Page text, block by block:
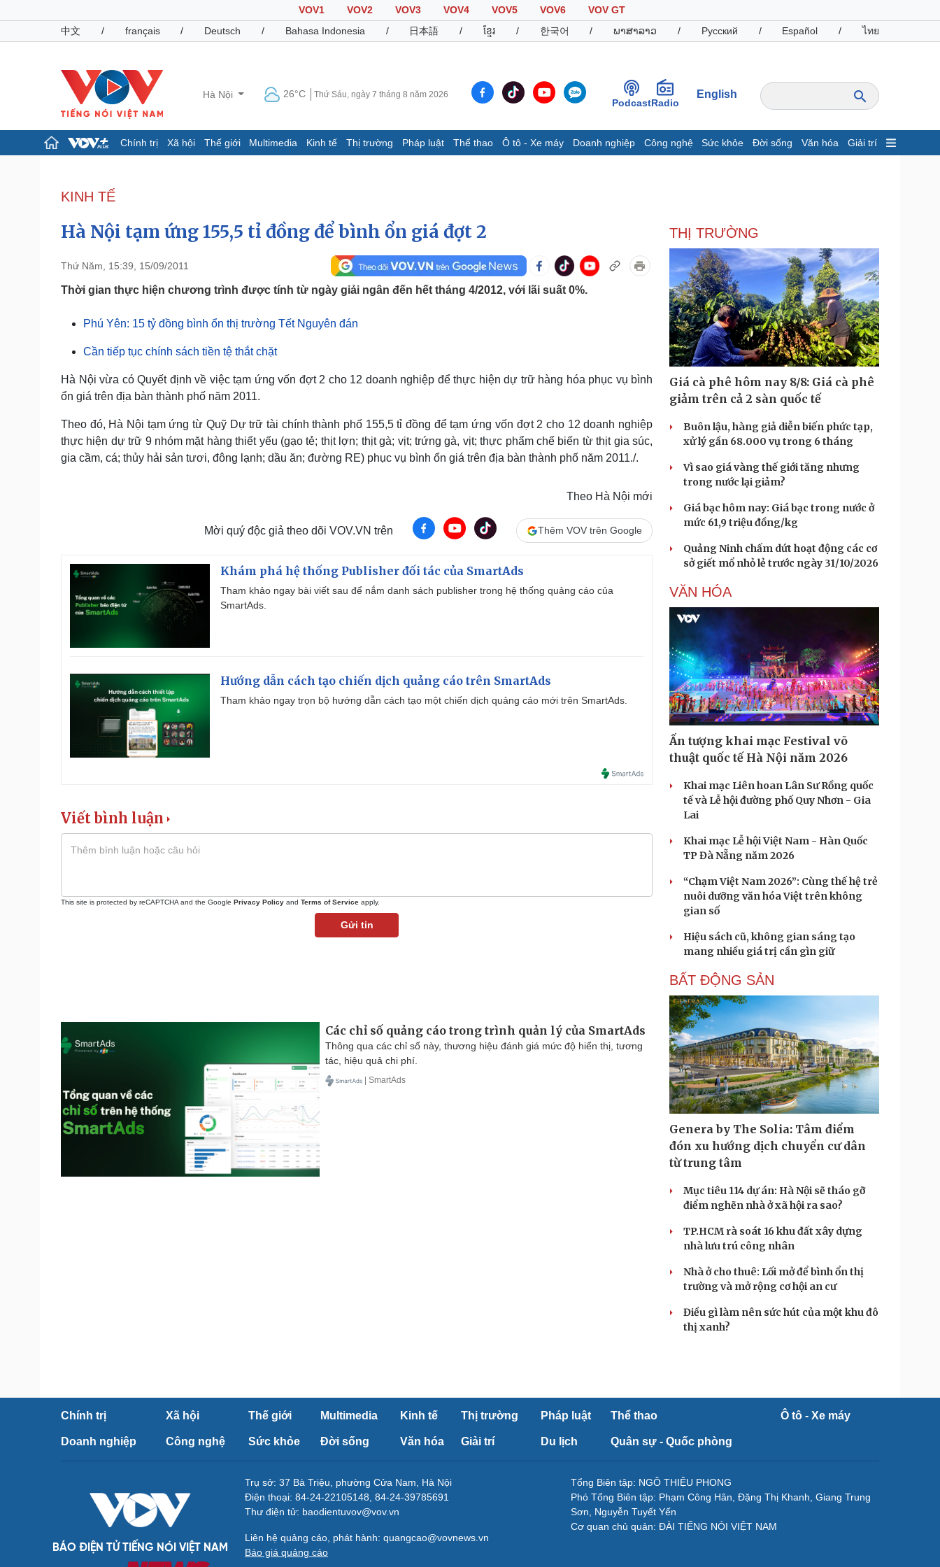
VOV1 VOV2 VOV3 VOV4 VOV5 VOV6
VOV GT
中文
/ français / Deutsch / Bahasa Indonesia / 日本語 / ខ្មែរ / 한국어 / ພາສາລາວ / Русский / Español / ไทย
Hà Nội 26°C Thứ Sáu, ngày 7 tháng 8 năm 2026
PodcastRadio
English
Chính trị Xã hội Thế giới Multimedia Kinh tế Thị trường Pháp luật Thể thao Ô tô - Xe máy Doanh nghiệp Công nghệ Sức khỏe Đời sống Văn hóa Giải trí
Đảng
Tổ chức nhân sự
Nhận diện sự thật
Dấu ấn VOV
Infographic
Giá cà phê
Pháp luật
Tin nóng
Quân sự - Quốc phòng
Việt Nam
Thể thao
Lịch thi đấu bóng đá
Ô tô - Xe máy
Doanh nghiệp
Thông tin doanh nghiệp
Doanh nghiệp 24h
Doanh nhân
Vì cộng đồng
Công nghệ
Sành điệu
Tin Công nghệ
Trải nghiệm
Chuyển đổi số
Sức khỏe
Cây thuốc
Sản phụ khoa
Nhi khoa
Nam khoa
Đời sống
Blog
Tình yêu - Gia đình
Văn học
Âm nhạc
Di sản
Thời trang
Sao Việt
Săn Tour
check-in
Podcast
Câu chuyện thời sự
Đọc truyện đêm khuya
Cửa sổ tình yêu
Hạt giống tâm hồn
KINH TẾ
Hà Nội tạm ứng 155,5 tỉ đồng để bình ổn giá đợt 2
Thứ Năm, 15:39, 15/09/2011
Thời gian thực hiện chương trình được tính từ ngày giải ngân đến hết tháng 4/2012, với lãi suất 0%.
Phú Yên: 15 tỷ đồng bình ổn thị trường Tết Nguyên đán
Cần tiếp tục chính sách tiền tệ thắt chặt
Hà Nội vừa có Quyết định về việc tạm ứng vốn đợt 2 cho 12 doanh nghiệp để thực hiện dự trữ hàng hóa phục vụ bình
ổn giá trên địa bàn thành phố năm 2011.
Theo đó, Hà Nội tạm ứng từ Quỹ Dự trữ tài chính thành phố 155,5 tỉ đồng để tạm ứng vốn đợt 2 cho 12 doanh nghiệp
thực hiện dự trữ 9 nhóm mặt hàng thiết yếu (gạo tẻ; thịt lợn; thịt gà; vịt; trứng gà, vịt; thực phẩm chế biến từ thịt gia súc,
gia cầm, cá; thủy hải sản tươi, đông lạnh; dầu ăn; đường RE) phục vụ bình ổn giá trên địa bàn thành phố năm 2011./.
Theo Hà Nội mới
Mời quý độc giả theo dõi VOV.VN trên Thêm VOV trên Google
Khám phá hệ thống Publisher đối tác của SmartAds
Tham khảo ngay bài viết sau để nắm danh sách publisher trong hệ thống quảng cáo của
SmartAds.
Hướng dẫn cách tạo chiến dịch quảng cáo trên SmartAds
Tham khảo ngay trọn bộ hướng dẫn cách tạo một chiến dịch quảng cáo mới trên SmartAds.
Viết bình luận
This site is protected by reCAPTCHA and the Google Privacy Policy and Terms of Service apply.
Gửi tin
Các chỉ số quảng cáo trong trình quản lý của SmartAds
Thông qua các chỉ số này, thương hiệu đánh giá mức độ hiển thị, tương
tác, hiệu quả chi phí.
| SmartAds
THỊ TRƯỜNG
Giá cà phê hôm nay 8/8: Giá cà phê
giảm trên cả 2 sàn quốc tế
Buôn lậu, hàng giả diễn biến phức tạp,
xử lý gần 68.000 vụ trong 6 tháng
Vì sao giá vàng thế giới tăng nhưng
trong nước lại giảm?
Giá bạc hôm nay: Giá bạc trong nước ở
mức 61,9 triệu đồng/kg
Quảng Ninh chấm dứt hoạt động các cơ
sở giết mổ nhỏ lẻ trước ngày 31/10/2026
VĂN HÓA
Ấn tượng khai mạc Festival võ
thuật quốc tế Hà Nội năm 2026
Khai mạc Liên hoan Lân Sư Rồng quốc
tế và Lễ hội đường phố Quy Nhơn - Gia
Lai
Khai mạc Lễ hội Việt Nam - Hàn Quốc
TP Đà Nẵng năm 2026
“Chạm Việt Nam 2026”: Cùng thế hệ trẻ
nuôi dưỡng văn hóa Việt trên không
gian số
Hiệu sách cũ, không gian sáng tạo
mang nhiều giá trị cần gìn giữ
BẤT ĐỘNG SẢN
Genera by The Solia: Tâm điểm
đón xu hướng dịch chuyển cư dân
từ trung tâm
Mục tiêu 114 dự án: Hà Nội sẽ tháo gỡ
điểm nghẽn nhà ở xã hội ra sao?
TP.HCM rà soát 16 khu đất xây dựng
nhà lưu trú công nhân
Nhà ở cho thuê: Lối mở để bình ổn thị
trường và mở rộng cơ hội an cư
Điều gì làm nên sức hút của một khu đô
thị xanh?
Chính trị Xã hội Thế giới Multimedia Kinh tế Thị trường Pháp luật Thể thao Ô tô - Xe máy
Doanh nghiệp Công nghệ Sức khỏe Đời sống Văn hóa Giải trí Du lịch Quân sự - Quốc phòng
BÁO ĐIỆN TỬ TIẾNG NÓI VIỆT NAM
Trụ sở: 37 Bà Triệu, phường Cửa Nam, Hà Nội
Điện thoại: 84-24-22105148, 84-24-39785691
Thư điện tử: baodientuvov@vov.vn
Liên hệ quảng cáo, phát hành: quangcao@vovnews.vn
Báo giá quảng cáo
Tổng Biên tập: NGÔ THIỆU PHONG
Phó Tổng Biên tập: Phạm Công Hân, Đặng Thị Khanh, Giang Trung
Sơn, Nguyễn Tuyết Yến
Cơ quan chủ quản: ĐÀI TIẾNG NÓI VIỆT NAM